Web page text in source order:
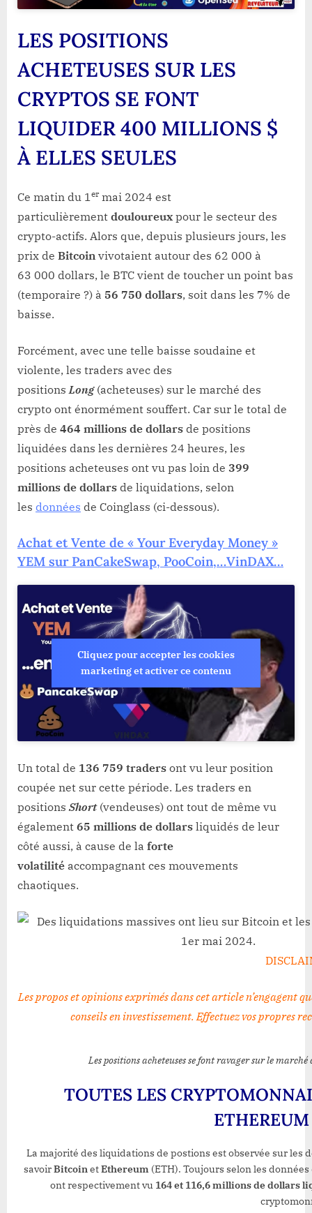
LES POSITIONS
ACHETEUSES SUR LES
CRYPTOS SE FONT
LIQUIDER 400 MILLIONS $
À ELLES SEULES
Ce matin du 1 er mai 2024 est
particulièrement douloureux pour le secteur des
crypto-actifs. Alors que, depuis plusieurs jours, les
prix de Bitcoin vivotaient autour des 62 000 à
63 000 dollars, le BTC vient de toucher un point bas
(temporaire ?) à 56 750 dollars, soit dans les 7% de
baisse.
Forcément, avec une telle baisse soudaine et
violente, les traders avec des
positions Long(acheteuses) sur le marché des
crypto ont énormément souffert. Car sur le total de
près de 464 millions de dollars de positions
liquidées dans les dernières 24 heures, les
positions acheteuses ont vu pas loin de 399
millions de dollars de liquidations, selon
les données de Coinglass (ci-dessous).
Achat et Vente de « Your Everyday Money »
YEM sur PanCakeSwap, PooCoin,…VinDAX…
Cliquez pour accepter les cookies
marketing et activer ce contenu
Un total de 136 759 traders ont vu leur position
coupée net sur cette période. Les traders en
positionsShort(vendeuses) ont tout de même vu
également 65 millions de dollars liquidés de leur
côté aussi, à cause de la forte
volatilité accompagnant ces mouvements
chaotiques.
Les positions acheteuses se font ravager sur le marché
TOUTES LES
La majorité des liquidations de postions est observée sur les
savoirBitcoinetEthereum (ETH). Toujours selon les
ont respectivement vu 164 et 116,6 millions de dollars
Les propos et opinions exprimés dans cet article n’engagent
conseils en investissement. Effectuez vos propres